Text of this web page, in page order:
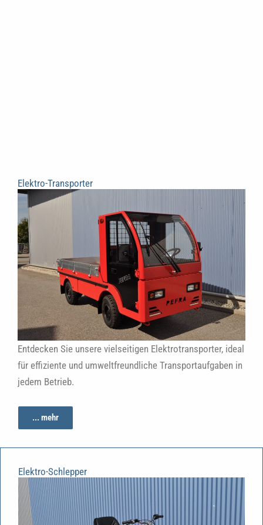
Elektro-Transporter
Entdecken Sie unsere vielseitigen Elektrotransporter, ideal
für effiziente und umweltfreundliche Transportaufgaben in
jedem Betrieb.
... mehr
Elektro-Schlepper